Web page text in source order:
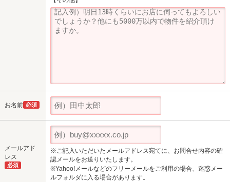
お名前 必須
メールアド
レス
必須
※ご記入いただいたメールアドレス宛てに、お問合せ内容の確
認メールをお送りいたします。
※Yahoo!メールなどのフリーメールをご利用の場合、迷惑メー
ルフォルダに入る場合があります。